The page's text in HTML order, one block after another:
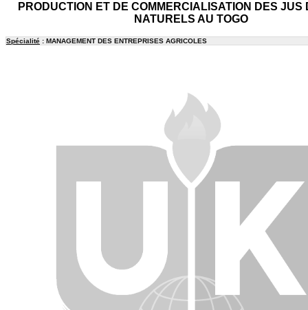
PRODUCTION ET DE COMMERCIALISATION DES JUS
NATURELS AU TOGO
Spécialité : MANAGEMENT DES ENTREPRISES AGRICOLES